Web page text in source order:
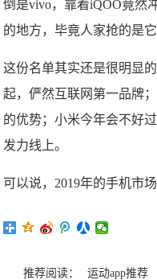
倒是vivo，靠着iQOO竟然
的地方，毕竟人家抢的是它
这份名单其实还是很明显
起，俨然互联网第一品牌
的优势；小米今年会不好
发力线上。
可以说，2019年的手机市
推荐阅读： 运动app推荐